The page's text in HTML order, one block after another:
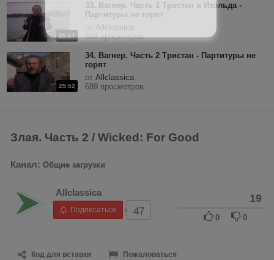
25:57
33. Вагнер. Часть 1 Тристан и Изольда -
Партитуры не горят
Allclassica
684 просмотров
25:52
34. Вагнер. Часть 2 Тристан - Партитуры не
горят
от Allclassica
689 просмотров
Злая. Часть 2 / Wicked: For Good
Канал: Общие загрузки
Allclassica
Подписаться 47
19
0 0
Код для вставки Пожаловаться